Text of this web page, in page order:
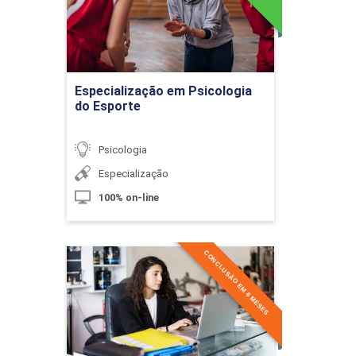
10h
Políticas Públicas e Assistência ao Idoso
Envelhecimento Populacional
Especialização em Psicologia
do Esporte
Psicologia
Especialização
100% on-line
Ir para Inscrição
CONCLUSÃO EM 6 MESES
Especialização em
Psicologia do Esporte e da
Performance Humana
Detalhes do curso